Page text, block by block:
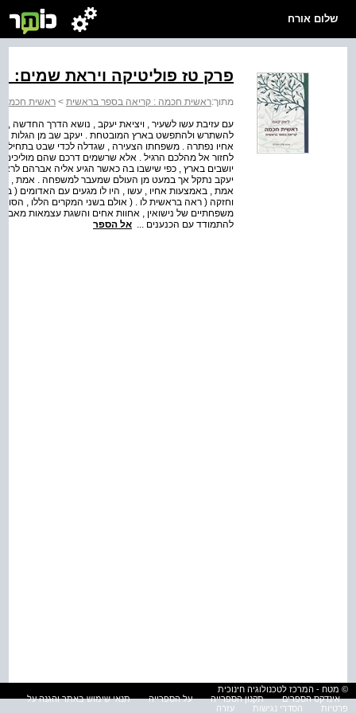
שלום אורח
פרק טז פוליטיקה ויראת שמים:
מתוך:ראשית חכמה : קריאה בספר בראשית > ראשית חכמה
עם עזיבת עשו לשעיר , ויציאת יעקב , נושא הדרך
להשתרש ולהתפשט בארץ המובטחת . יעקב שב מן הגלות ,
אחיו נפתרה . משפחתו הצעירה , שגדלה לכדי שבט
לחזור אל מהלכם הרגיל . אלא שרשמים דרכם שהם מוליכים
יושבים בארץ , כפי שישבו בה כאשר הגיע אליה אברהם
יעקב נתקל אך במעט מן העולם שמעבר למשפחה . אמת ,
אמת , באמצעות אחיו , עשו , היו לו מגעים עם האדומים (
וחזקה ( ראה בראשית לו . ( אולם בשני המקרים הללו ,
משפחתיים של נישואין , אחוות אחים והשגת עצמאות מאב
להתמודד עם הכנענים ... אל הספר
© מטח - המרכז לטכנולוגיה חינוכית
אינדקס הספרים
תקנון הספרייה על הספרייה
תנאי שימוש באתר והגנה על
פרטיות
הסדרי נגישות עזרה